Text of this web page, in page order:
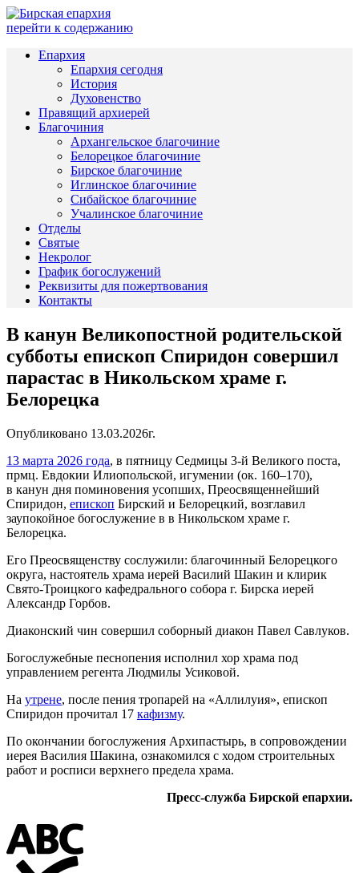
перейти к содержанию
Епархия
Епархия сегодня
История
Духовенство
Правящий архиерей
Благочиния
Архангельское благочиние
Белорецкое благочиние
Бирское благочиние
Иглинское благочиние
Сибайское благочиние
Учалинское благочиние
Отделы
Святые
Некролог
График богослужений
Реквизиты для пожертвования
Контакты
В канун Великопостной родительской
субботы епископ Спиридон совершил
парастас в Никольском храме г.
Белорецка
Опубликовано 13.03.2026г.
13 марта 2026 года, в пятницу Седмицы 3-й Великого поста,
прмц. Евдокии Илиопольской, игумении (ок. 160–170),
в канун дня поминовения усопших, Преосвященнейший
Спиридон, епископ Бирский и Белорецкий, возглавил
заупокойное богослужение в в Никольском храме г.
Белорецка.
Его Преосвященству сослужили: благочинный Белорецкого
округа, настоятель храма иерей Василий Шакин и клирик
Свято-Троицкого кафедрального собора г. Бирска иерей
Александр Горбов.
Диаконский чин совершил соборный диакон Павел Савлуков.
Богослужебные песнопения исполнил хор храма под
управлением регента Людмилы Усиковой.
На утрене, после пения тропарей на «Аллилуия», епископ
Спиридон прочитал 17 кафизму.
По окончании богослужения Архипастырь, в сопровождении
иерея Василия Шакина, ознакомился с ходом строительных
работ и росписи верхнего предела храма.
Пресс-служба Бирской епархии.